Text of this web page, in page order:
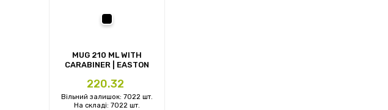
MUG 210 ML WITH
CARABINER | EASTON
Ціна
220.32
Вільний залишок: 7022 шт.
На складі: 7022 шт.